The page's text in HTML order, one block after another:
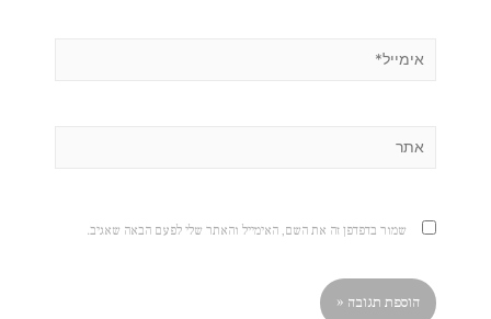
שמור בדפדפן זה את השם, האימייל והאתר שלי לפעם הבאה שאגיב.